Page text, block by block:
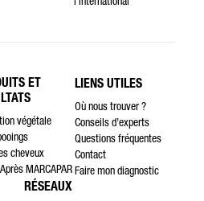
l’international
ET
végétale
cheveux
MARCAPAR
LIENS UTILES
Où nous trouver ?
Conseils d’experts
Questions fréquentes
Contact
Faire mon diagnostic
RÉSEAUX